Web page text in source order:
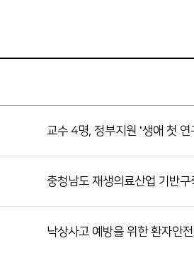
교수 4명, 정부지원 ‘생애 첫 연
충청남도 재생의료산업 기반구
낙상사고 예방을 위한 환자안